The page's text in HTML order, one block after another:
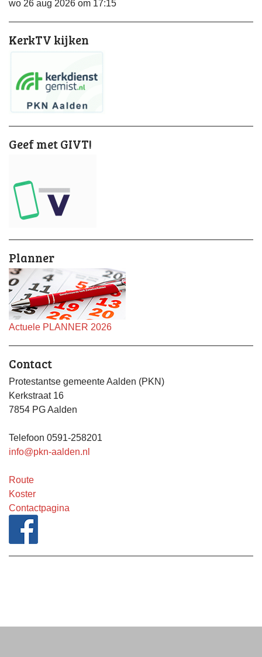
wo 26 aug 2026 om 17:15
KerkTV kijken
Geef met GIVT!
Planner
Actuele PLANNER 2026
Contact
Protestantse gemeente Aalden (PKN)
Kerkstraat 16
7854 PG Aalden
Telefoon 0591-258201
info@pkn-aalden.nl
Route
Koster
Contactpagina